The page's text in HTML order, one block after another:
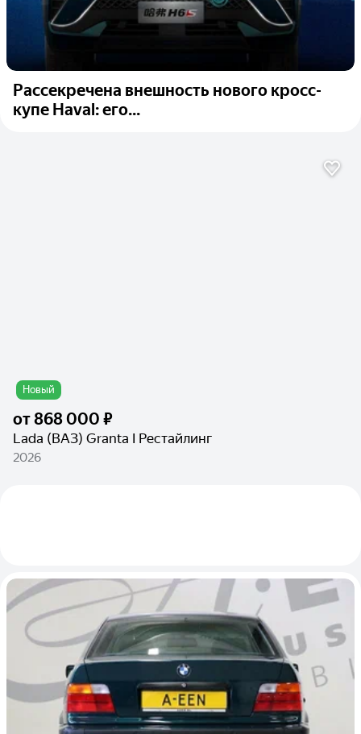
Рассекречена внешность нового кросс-
купе Haval: его...
Новый
от868 000 ₽
Lada (ВАЗ) Granta I Рестайлинг
2026